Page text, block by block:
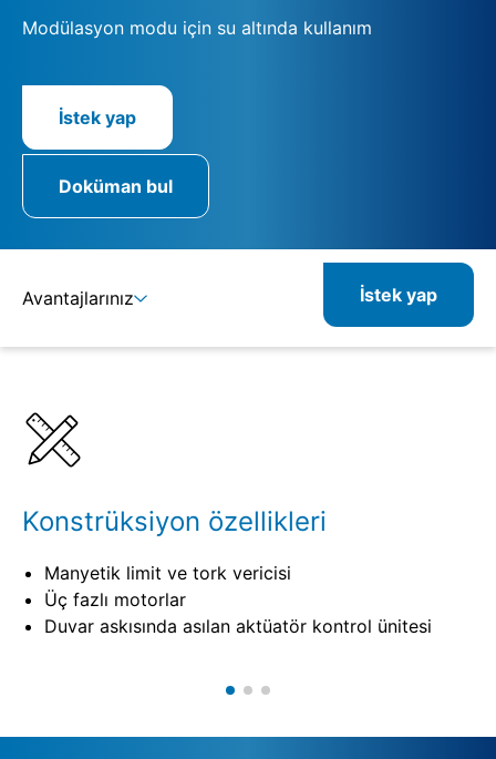
Modülasyon modu için su altında kullanım
İstek yap
Doküman bul
Avantajlarınız İstek yap
Konstrüksiyon özellikleri
Manyetik limit ve tork vericisi
Üç fazlı motorlar
Duvar askısında asılan aktüatör kontrol ünitesi